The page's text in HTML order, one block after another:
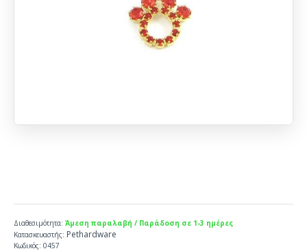
Διαθεσιμότητα: Άμεση παραλαβή / Παράδοση σε 1-3 ημέρες
Κατασκευαστής: Pethardware
Κωδικός: 0457